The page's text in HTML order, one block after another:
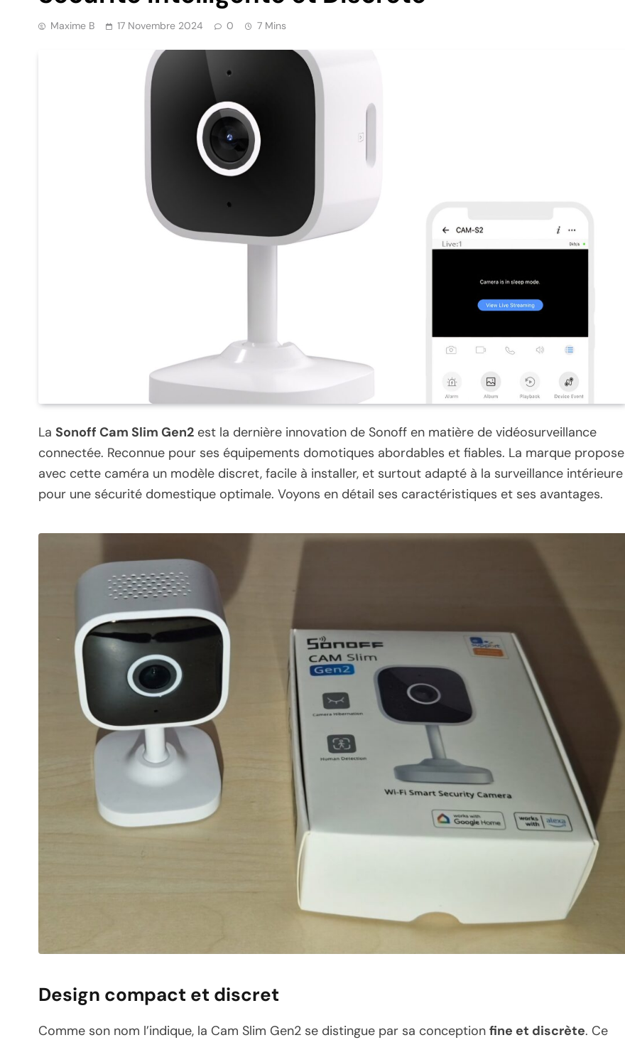
Maxime B 17 Novembre 2024 0 7 Mins
La Sonoff Cam Slim Gen2 est la dernière innovation de Sonoff en matière de vidéosurveillance
connectée. Reconnue pour ses équipements domotiques abordables et fiables. La marque propose
avec cette caméra un modèle discret, facile à installer, et surtout adapté à la surveillance intérieure
pour une sécurité domestique optimale. Voyons en détail ses caractéristiques et ses avantages.
Design compact et discret
Comme son nom l’indique, la Cam Slim Gen2 se distingue par sa conception fine et discrète. Ce